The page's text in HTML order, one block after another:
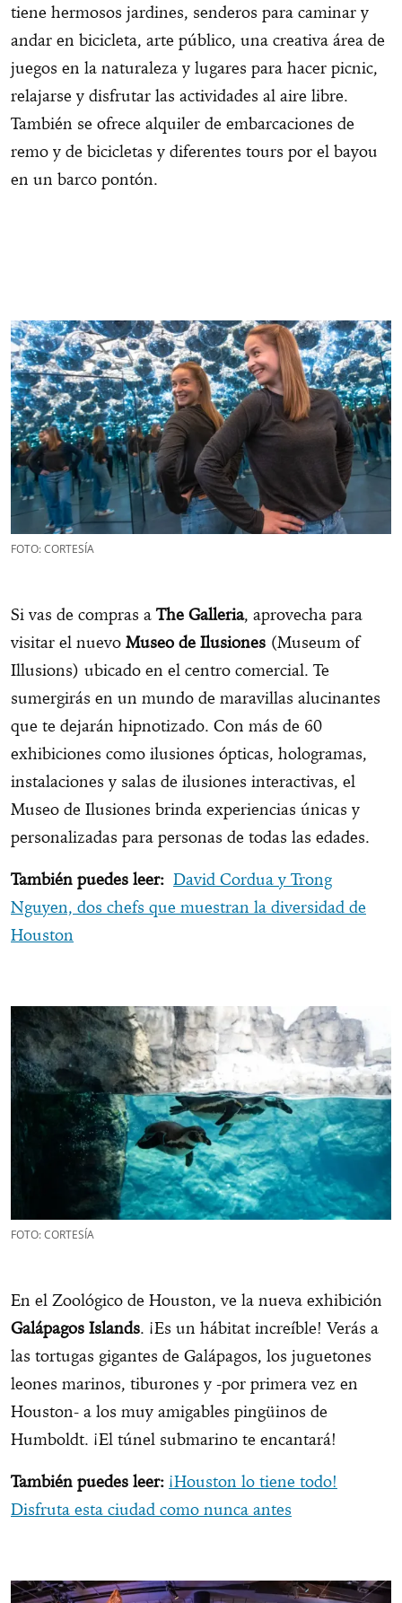
tiene hermosos jardines, senderos para caminar y
andar en bicicleta, arte público, una creativa área de
juegos en la naturaleza y lugares para hacer picnic,
relajarse y disfrutar las actividades al aire libre.
También se ofrece alquiler de embarcaciones de
remo y de bicicletas y diferentes tours por el bayou
en un barco pontón.
FOTO: CORTESÍA
Si vas de compras aThe Galleria, aprovecha para
visitar el nuevo Museo de Ilusiones (Museum of
Illusions) ubicado en el centro comercial. Te
sumergirás en un mundo de maravillas alucinantes
que te dejarán hipnotizado. Con más de 60
exhibiciones como ilusiones ópticas, hologramas,
instalaciones y salas de ilusiones interactivas, el
Museo de Ilusiones brinda experiencias únicas y
personalizadas para personas de todas las edades.
También puedes leer: David Cordua y Trong
Nguyen, dos chefs que muestran la diversidad de
Houston
FOTO: CORTESÍA
En el Zoológico de Houston, ve la nueva exhibición
Galápagos Islands. ¡Es un hábitat increíble! Verás a
las tortugas gigantes de Galápagos, los juguetones
leones marinos, tiburones y -por primera vez en
Houston- a los muy amigables pingüinos de
Humboldt. ¡El túnel submarino te encantará!
También puedes leer: ¡Houston lo tiene todo!
Disfruta esta ciudad como nunca antes